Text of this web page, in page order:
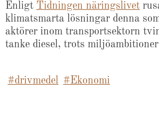
Enligt Tidningen näringslivet
klimatsmarta lösningar denna
aktörer inom transportsektorn
tanke diesel, trots
#drivmedel #Ekonomi